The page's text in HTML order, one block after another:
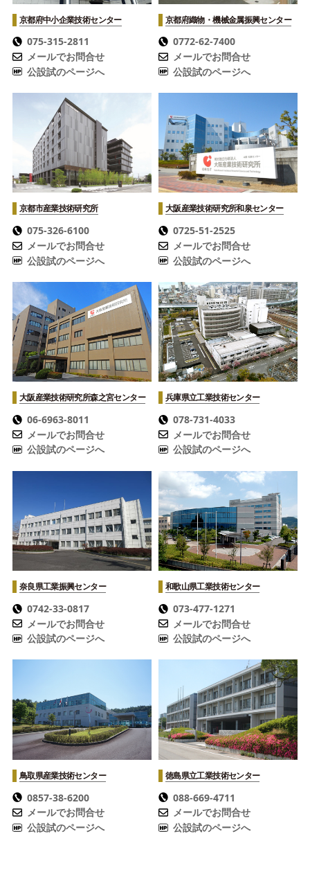
京都府中小企業技術センター
075-315-2811
メールでお問合せ
公設試のページへ
京都府織物・機械金属振興センター
0772-62-7400
メールでお問合せ
公設試のページへ
京都市産業技術研究所
075-326-6100
メールでお問合せ
公設試のページへ
大阪産業技術研究所和泉センター
0725-51-2525
メールでお問合せ
公設試のページへ
大阪産業技術研究所森之宮センター
06-6963-8011
メールでお問合せ
公設試のページへ
兵庫県立工業技術センター
078-731-4033
メールでお問合せ
公設試のページへ
奈良県工業振興センター
0742-33-0817
メールでお問合せ
公設試のページへ
和歌山県工業技術センター
073-477-1271
メールでお問合せ
公設試のページへ
鳥取県産業技術センター
0857-38-6200
メールでお問合せ
公設試のページへ
徳島県立工業技術センター
088-669-4711
メールでお問合せ
公設試のページへ